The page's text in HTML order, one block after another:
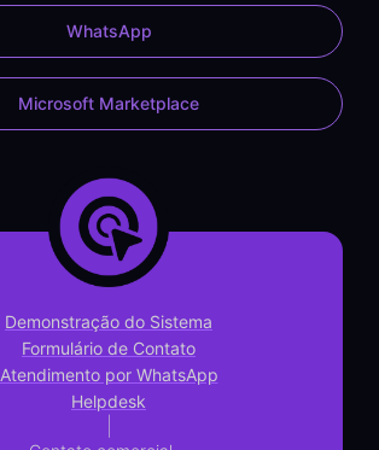
WhatsApp
Microsoft Marketplace
Demonstração do Sistema
Formulário de Contato
Atendimento por WhatsApp
Helpdesk